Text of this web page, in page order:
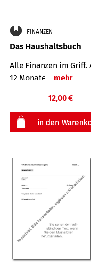
FINANZEN
Das Haushaltsbuch
Alle Finanzen im Griff.
12 Monate
mehr
12,00 €